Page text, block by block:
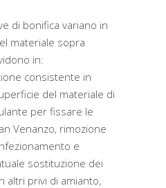
di bonifica variano in
materiale sopra
in:
consistente in
del materiale di
per fissare le
Venanzo, rimozione
e
sostituzione dei
altri privi di amianto,